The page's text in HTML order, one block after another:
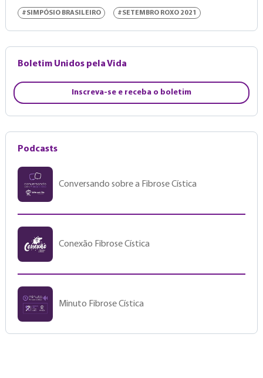
#SIMPÓSIO BRASILEIRO #SETEMBRO ROXO 2021
Boletim Unidos pela Vida
Inscreva-se e receba o boletim
Podcasts
Conversando sobre a Fibrose Cística
Conexão Fibrose Cística
Minuto Fibrose Cística